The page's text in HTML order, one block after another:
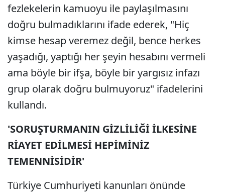
fezlekelerin kamuoyu ile paylaşılmasını
doğru bulmadıklarını ifade ederek, "Hiç
kimse hesap veremez değil, bence herkes
yaşadığı, yaptığı her şeyin hesabını vermeli
ama böyle bir ifşa, böyle bir yargısız infazı
grup olarak doğru bulmuyoruz" ifadelerini
kullandı.
'SORUŞTURMANIN GİZLİLİĞİ İLKESİNE
RİAYET EDİLMESİ HEPİMİNİZ
TEMENNİSİDİR'
Türkiye Cumhuriyeti kanunları önünde